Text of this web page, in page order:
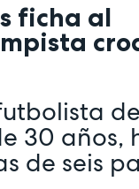
ficha al
30 años,
de seis